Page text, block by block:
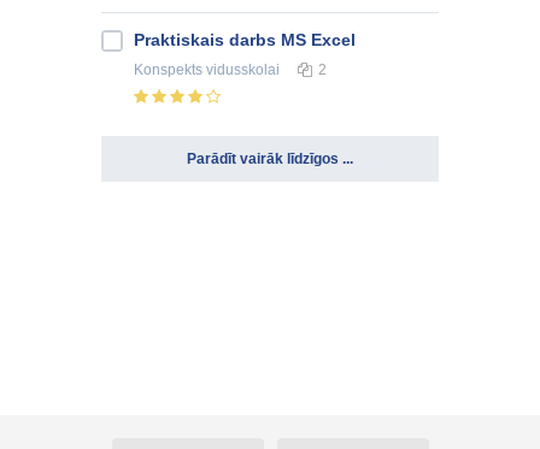
Praktiskais darbs MS Excel
Konspekts vidusskolai 2
Parādīt vairāk līdzīgos ...